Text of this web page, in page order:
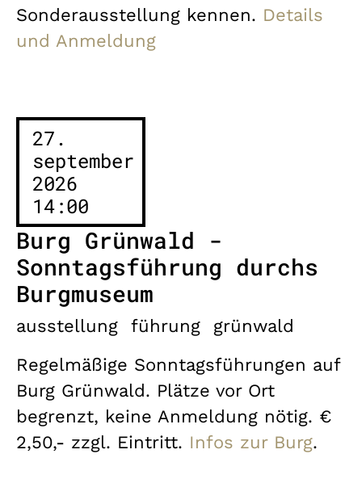
Sonderausstellung kennen. Details
und Anmeldung
27.
september
2026
14:00
Burg Grünwald -
Sonntagsführung durchs
Burgmuseum
ausstellung führung
grünwald
Regelmäßige Sonntagsführungen auf
Burg Grünwald. Plätze vor Ort
begrenzt, keine Anmeldung nötig. €
2,50,- zzgl. Eintritt. Infos zur Burg.